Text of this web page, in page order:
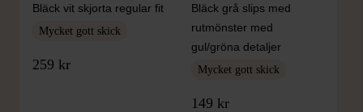
Bläck vit skjorta regular fit
Mycket gott skick
259 kr
Bläck grå slips med
rutmönster med
gul/gröna detaljer
Mycket gott skick
149 kr